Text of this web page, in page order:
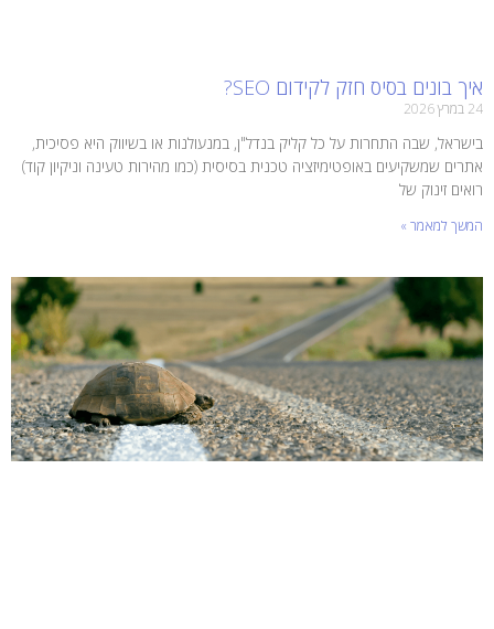
איך בונים בסיס חזק לקידום SEO?
24 במרץ 2026
בישראל, שבה התחרות על כל קליק בנדל"ן, במנעולנות או בשיווק היא פסיכית,
אתרים שמשקיעים באופטימיזציה טכנית בסיסית (כמו מהירות טעינה וניקיון קוד)
רואים זינוק של
המשך למאמר »